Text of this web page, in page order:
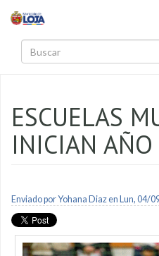
ESCUELAS
INICIAN AÑO
Enviado porYohana Diazen Lun, 04/